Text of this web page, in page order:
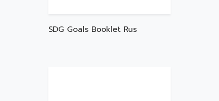
SDG Goals Booklet Rus